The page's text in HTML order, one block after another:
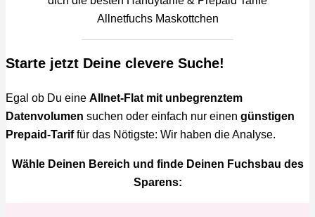
Allnetfuchs Maskottchen
Starte jetzt Deine clevere Suche!
Egal ob Du eine Allnet-Flat mit unbegrenztem
Datenvolumen suchen oder einfach nur einen günstigen
Prepaid-Tariffür das Nötigste: Wir haben die Analyse.
Wähle Deinen Bereich und finde Deinen Fuchsbau des
Sparens: